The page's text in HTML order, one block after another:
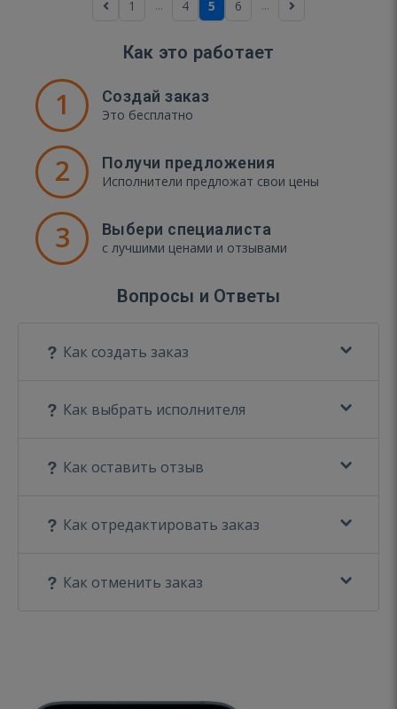
1 ... 4 5 6 ...
Как это работает
1 Создай заказ
Это бесплатно
2 Получи предложения
Исполнители предложат свои цены
3 Выбери специалиста
с лучшими ценами и отзывами
Вопросы и Ответы
Как создать заказ
Как выбрать исполнителя
Как оставить отзыв
Как отредактировать заказ
Как отменить заказ